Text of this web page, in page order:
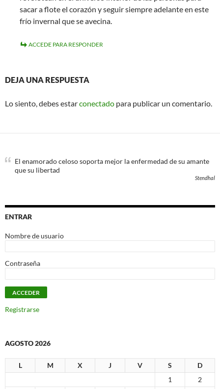
sacar a flote el corazón y seguir siempre adelante en este
frío invernal que se avecina.
ACCEDE PARA RESPONDER
DEJA UNA RESPUESTA
Lo siento, debes estarconectado para publicar un comentario.
El enamorado celoso soporta mejor la enfermedad de su amante
que su libertad
Stendhal
ENTRAR
Nombre de usuario
Contraseña
Registrarse
AGOSTO 2026
L M X J V S
D
1
2